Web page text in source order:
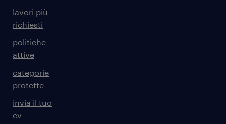
lavori più
richiesti
politiche
attive
categorie
protette
invia il tuo
cv